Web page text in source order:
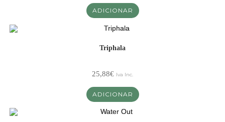
ADICIONAR
Triphala
25,88€ Iva Inc.
ADICIONAR